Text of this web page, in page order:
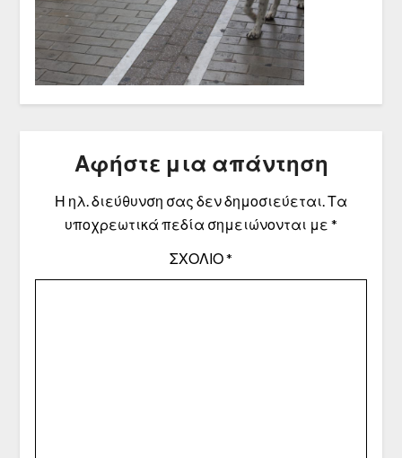
Αφήστε μια απάντηση
Η ηλ. διεύθυνση σας δεν δημοσιεύεται.Τα
υποχρεωτικά πεδία σημειώνονται με *
ΣΧΌΛΙΟ*